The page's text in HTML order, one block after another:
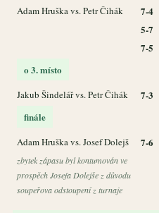
Adam Hruška vs. Petr Čihák
7-4
5-7
7-5
o 3. místo
Jakub Šindelář vs. Petr Čihák
7-3
finále
Adam Hruška vs. Josef Dolejš 7-6
zbytek zápasu byl kontumován ve
prospěch Josefa Dolejše z důvodu
soupeřova odstoupení z turnaje